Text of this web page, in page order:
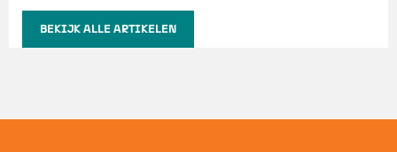
BEKIJK ALLE ARTIKELEN